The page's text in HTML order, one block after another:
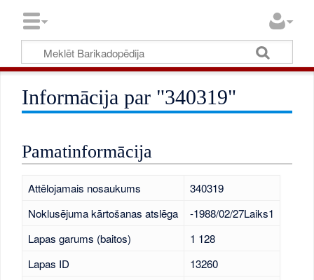
Informācija par "340319"
Pamatinformācija
Attēlojamais nosaukums
340319
Noklusējuma kārtošanas atslēga
-1988/02/27Laiks1
Lapas garums (baitos)
1 128
Lapas ID
13260